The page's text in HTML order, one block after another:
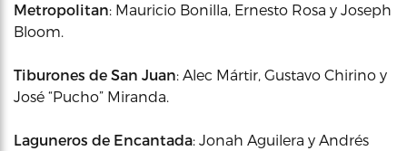
Metropolitan: Mauricio Bonilla, Ernesto Rosa y Joseph
Bloom.
Tiburones de San Juan: Alec Mártir, Gustavo Chirino y
José “Pucho” Miranda.
Laguneros de Encantada: Jonah Aguilera y Andrés